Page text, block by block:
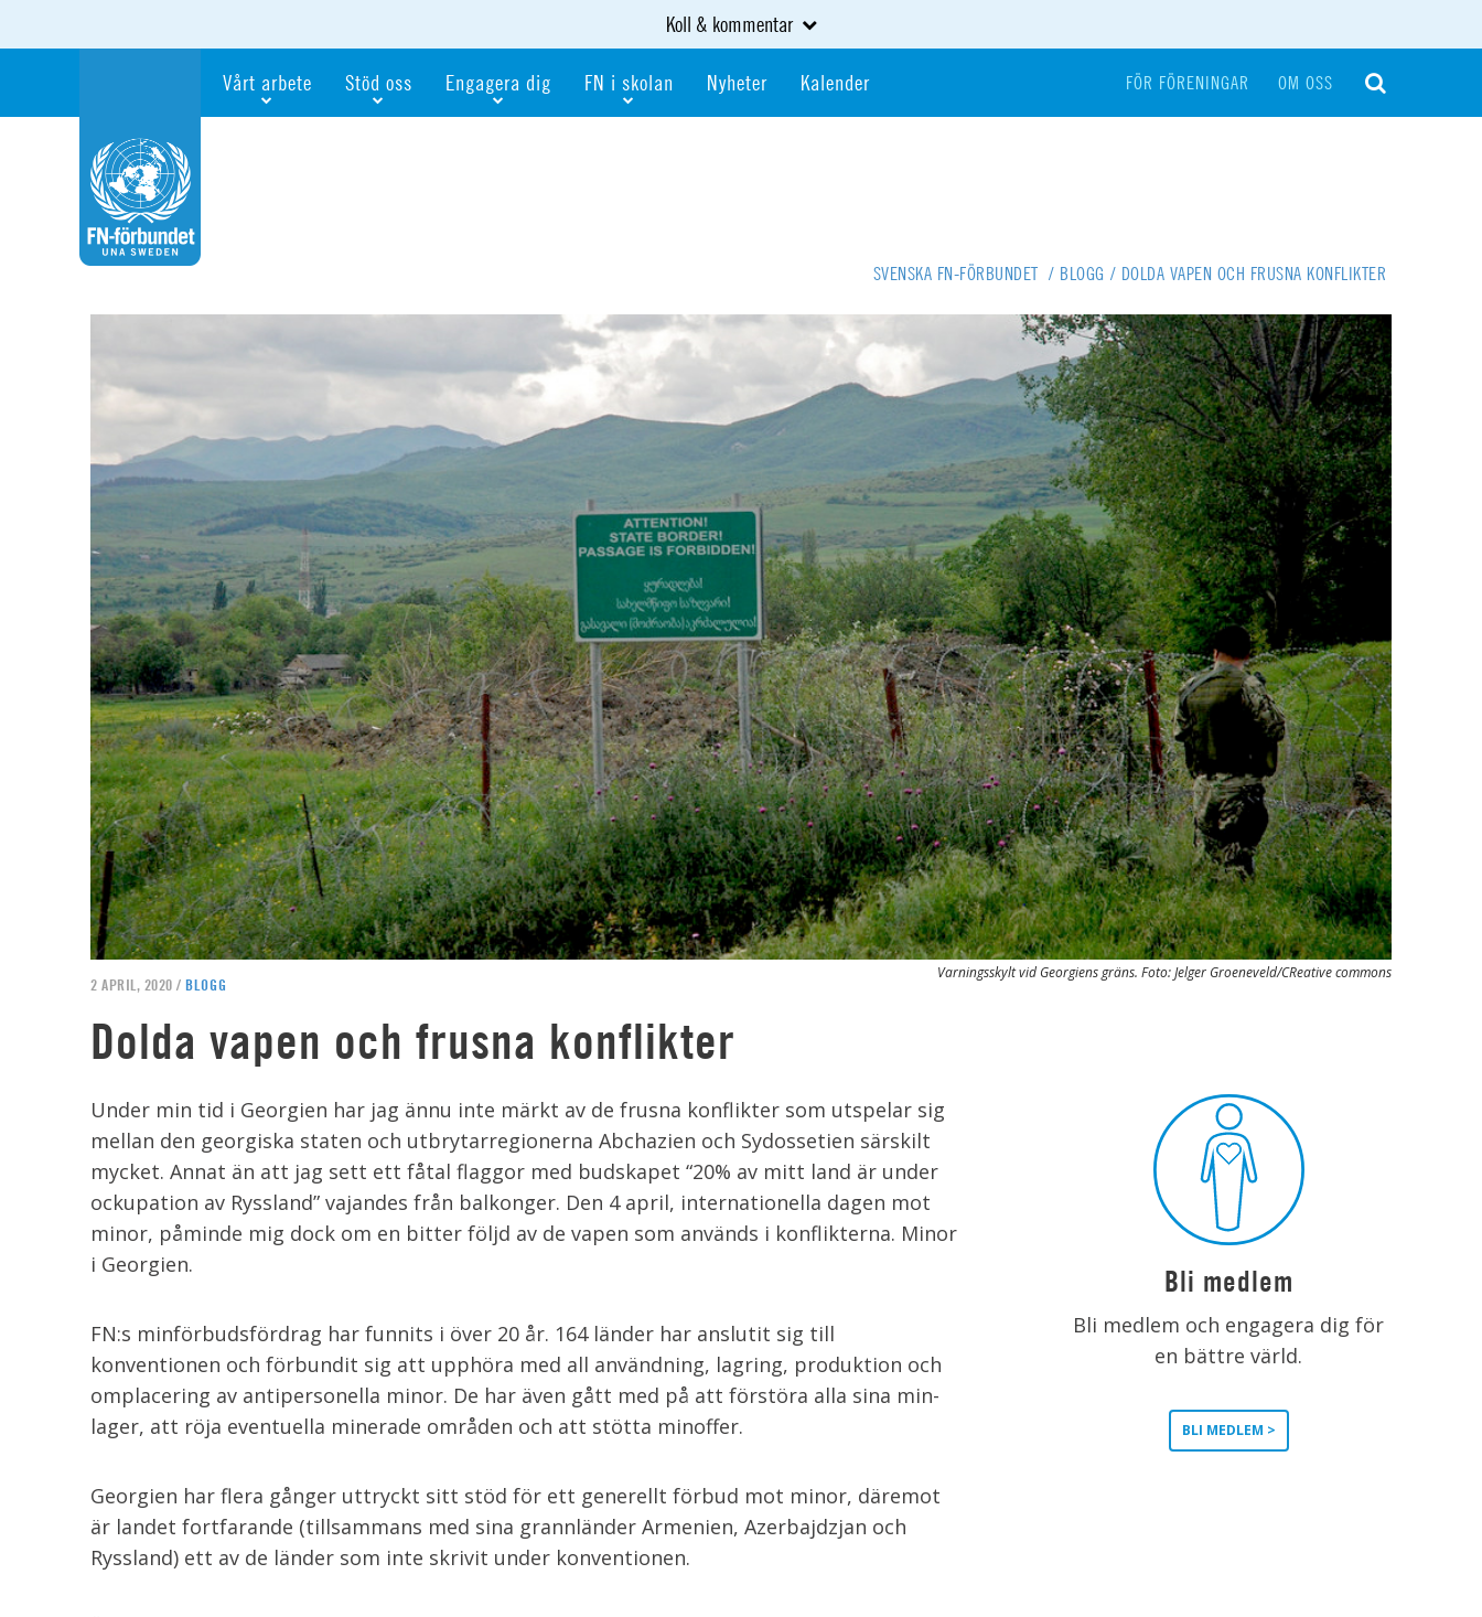
Koll & kommentar
Vårt arbete Stöd oss
Testamentera
Engagera dig
För dig som är ung
Världskoll i skolan
FN i skolan
Globalis
Nyheter Kalender FÖR FÖRENINGAR OM OSS
SVENSKA FN-FÖRBUNDET / BLOGG / DOLDA VAPEN OCH FRUSNA KONFLIKTER
Varningsskylt vid Georgiens gräns. Foto: Jelger Groeneveld/CReative commons
2 APRIL, 2020 / BLOGG
Dolda vapen och frusna konflikter
Under min tid i Georgien har jag ännu inte märkt av de frusna konflikter som utspelar sig
mellan den georgiska staten och utbrytarregionerna Abchazien och Sydossetien särskilt
mycket. Annat än att jag sett ett fåtal flaggor med budskapet “20% av mitt land är under
ockupation av Ryssland” vajandes från balkonger. Den 4 april, internationella dagen mot
minor, påminde mig dock om en bitter följd av de vapen som används i konflikterna. Minor
i Georgien.
FN:s minförbudsfördrag har funnits i över 20 år. 164 länder har anslutit sig till
konventionen och förbundit sig att upphöra med all användning, lagring, produktion och
omplacering av antipersonella minor. De har även gått med på att förstöra alla sina min-
lager, att röja eventuella minerade områden och att stötta minoffer.
Georgien har flera gånger uttryckt sitt stöd för ett generellt förbud mot minor, däremot
är landet fortfarande (tillsammans med sina grannländer Armenien, Azerbajdzjan och
Ryssland) ett av de länder som inte skrivit under konventionen.
Bli medlem
Bli medlem och engagera dig för
en bättre värld.
BLI MEDLEM >